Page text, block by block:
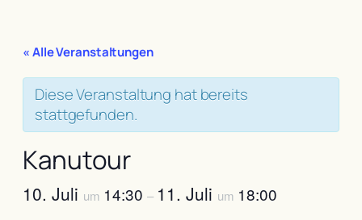
« Alle Veranstaltungen
Diese Veranstaltung hat bereits
stattgefunden.
Kanutour
10. Juli um 14:30 – 11. Juli um 18:00